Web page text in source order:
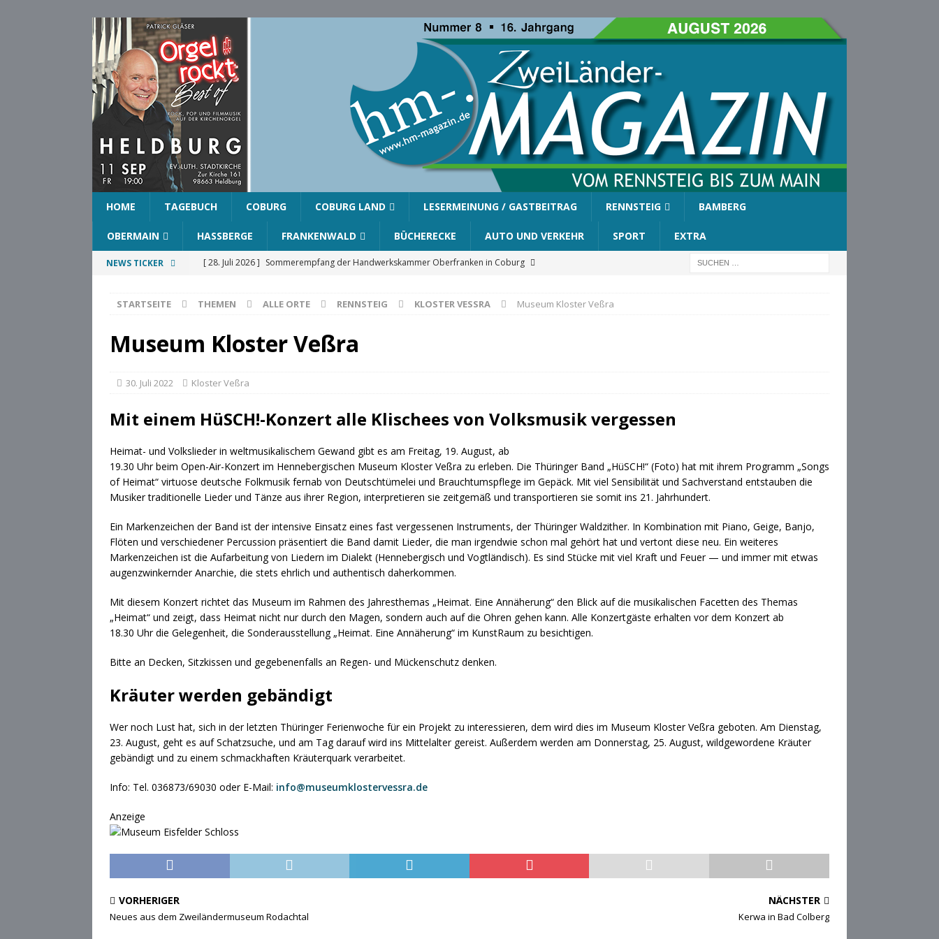
HOME TAGEBUCH COBURG COBURG LAND LESERMEINUNG / GASTBEITRAG RENNSTEIG BAMBERG
OBERMAIN HASSBERGE FRANKENWALD BÜCHERECKE AUTO UND VERKEHR SPORT EXTRA
NEWS TICKER [ 28. Juli 2026 ] Sommerempfang der Handwerkskammer Oberfranken in Coburg
[ 28. Juli 2026 ]
Ehrenring der Gemeinde Ahorn für Silvia Finzel
AHORN
[ 28. Juli 2026 ]
Die Csárdásfürstin auf der Waldbühne Heldritt
[ 28. Juli 2026 ]
STARTSEITE THEMEN ALLE ORTE RENNSTEIG KLOSTER VESSRA Museum Kloster Veßra
Museum Kloster Veßra
30. Juli 2022 Kloster Veßra
Mit einem HüSCH!-Konzert alle Klischees von Volksmusik vergessen
Heimat- und Volkslieder in weltmusikalischem Gewand gibt es am Freitag, 19. August, ab
19.30 Uhr beim Open-Air-Konzert im Hennebergischen Museum Kloster Veßra zu erleben. Die Thüringer Band „HüSCH!“ (Foto) hat mit ihrem Programm „Songs
of Heimat“ virtuose deutsche Folkmusik fernab von Deutschtümelei und Brauchtumspflege im Gepäck. Mit viel Sensibilität und Sachverstand entstauben die
Musiker traditionelle Lieder und Tänze aus ihrer Region, interpretieren sie zeitgemäß und transportieren sie somit ins 21. Jahrhundert.
Ein Markenzeichen der Band ist der intensive Einsatz eines fast vergessenen Instruments, der Thüringer Waldzither. In Kombination mit Piano, Geige, Banjo,
Flöten und verschiedener Percussion präsentiert die Band damit Lieder, die man irgendwie schon mal gehört hat und vertont diese neu. Ein weiteres
Markenzeichen ist die Aufarbeitung von Liedern im Dialekt (Hennebergisch und Vogtländisch). Es sind Stücke mit viel Kraft und Feuer — und immer mit etwas
augenzwinkernder Anarchie, die stets ehrlich und authentisch daherkommen.
Mit diesem Konzert richtet das Museum im Rahmen des Jahresthemas „Heimat. Eine Annäherung“ den Blick auf die musikalischen Facetten des Themas
„Heimat“ und zeigt, dass Heimat nicht nur durch den Magen, sondern auch auf die Ohren gehen kann. Alle Konzertgäste erhalten vor dem Konzert ab
18.30 Uhr die Gelegenheit, die Sonderausstellung „Heimat. Eine Annäherung“ im KunstRaum zu besichtigen.
Bitte an Decken, Sitzkissen und gegebenenfalls an Regen- und Mückenschutz denken.
Kräuter werden gebändigt
Wer noch Lust hat, sich in der letzten Thüringer Ferienwoche für ein Projekt zu interessieren, dem wird dies im Museum Kloster Veßra geboten. Am Dienstag,
23. August, geht es auf Schatzsuche, und am Tag darauf wird ins Mittelalter gereist. Außerdem werden am Donnerstag, 25. August, wildgewordene Kräuter
gebändigt und zu einem schmackhaften Kräuterquark verarbeitet.
Info: Tel. 036873/69030 oder E-Mail: info@museumklostervessra.de
Anzeige
VORHERIGER
Neues aus dem Zweiländermuseum Rodachtal
NÄCHSTER
Kerwa in Bad Colberg